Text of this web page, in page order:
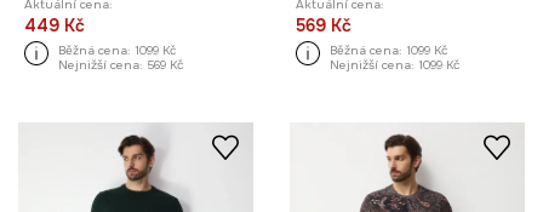
Aktuální cena:
449 Kč
Běžná cena: 1099 Kč
Nejnižší cena: 569 Kč
Aktuální cena:
569 Kč
Běžná cena: 1099 Kč
Nejnižší cena: 1099 Kč